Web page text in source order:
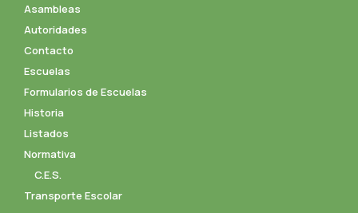
Asambleas
Autoridades
Contacto
Escuelas
Formularios de Escuelas
Historia
Listados
Normativa
C.E.S.
Transporte Escolar